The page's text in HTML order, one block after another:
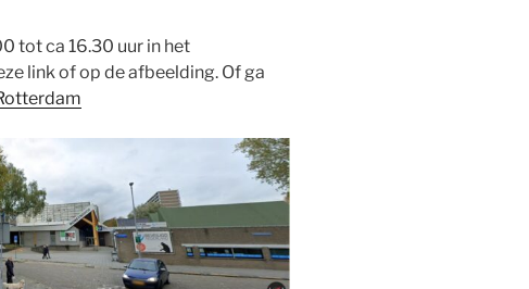
tot ca 16.30 uur in het
link of op de afbeelding. Of ga